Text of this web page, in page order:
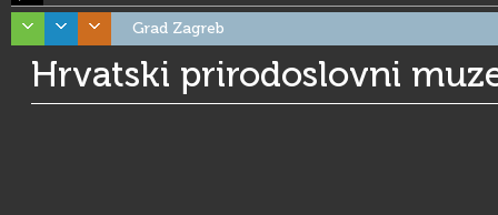
Grad Zagreb
Hrvatski prirodoslovni